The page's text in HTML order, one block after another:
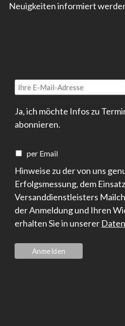
Neuigkeiten informiert
Ja, ich möchte Infos zu
abonnieren.
per Email
Hinweise zu der von uns
Erfolgsmessung, dem
Versanddienstleisters
der Anmeldung und Ihren
erhalten Sie in unserer